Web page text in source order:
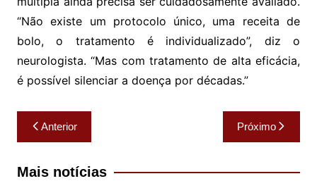
“Não existe um protocolo único, uma receita de
bolo, o tratamento é individualizado”, diz o
neurologista. “Mas com tratamento de alta eficácia,
é possível silenciar a doença por décadas.”
Navegação
de
Post
Anterior Próximo
Mais notícias